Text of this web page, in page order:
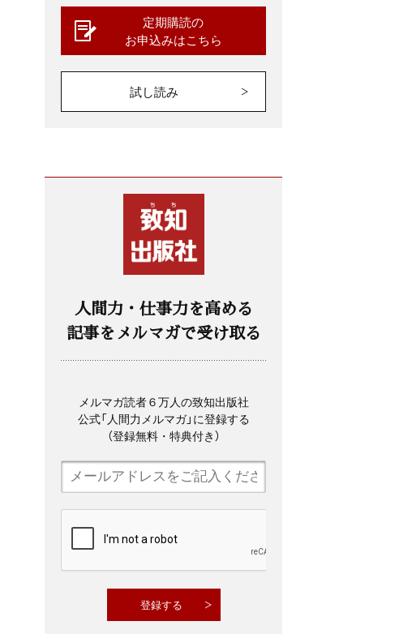
定期購読の
お申込みはこちら
試し読み
人間力・仕事力を高める
記事をメルマガで受け取る
メルマガ読者６万人の致知出版社
公式「人間力メルマガ」に登録する
（登録無料・特典付き）